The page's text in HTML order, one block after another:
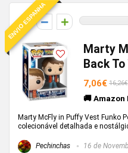
ENVIO ESPANHA
0
Marty
Back
7,06€ 16,26€
🚚 Amazon
Marty McFly in Puffy Vest Funko
colecionável detalhada e
Pechinchas 16 de